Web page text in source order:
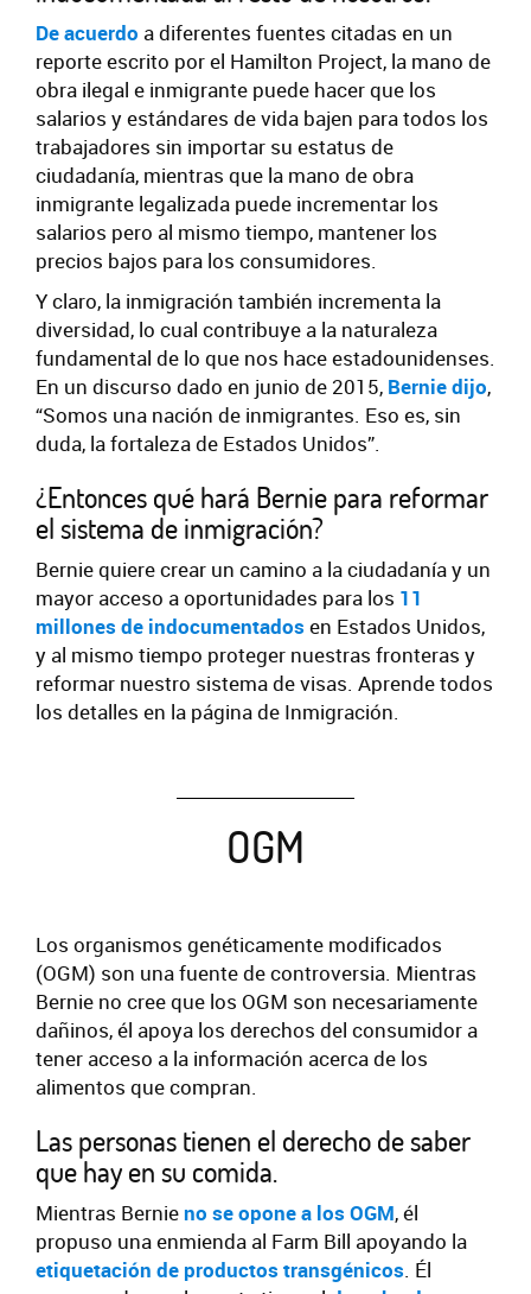
De acuerdo a diferentes fuentes citadas en un
reporte escrito por el Hamilton Project, la mano de
obra ilegal e inmigrante puede hacer que los
salarios y estándares de vida bajen para todos los
trabajadores sin importar su estatus de
ciudadanía, mientras que la mano de obra
inmigrante legalizada puede incrementar los
salarios pero al mismo tiempo, mantener los
precios bajos para los consumidores.
Y claro, la inmigración también incrementa la
diversidad, lo cual contribuye a la naturaleza
fundamental de lo que nos hace estadounidenses.
En un discurso dado en junio de 2015, Bernie dijo,
“Somos una nación de inmigrantes. Eso es, sin
duda, la fortaleza de Estados Unidos”.
¿Entonces qué hará Bernie para reformar
el sistema de inmigración?
Bernie quiere crear un camino a la ciudadanía y un
mayor acceso a oportunidades para los 11
millones de indocumentados en Estados Unidos,
y al mismo tiempo proteger nuestras fronteras y
reformar nuestro sistema de visas. Aprende todos
los detalles en la página de Inmigración.
OGM
Los organismos genéticamente modificados
(OGM) son una fuente de controversia. Mientras
Bernie no cree que los OGM son necesariamente
dañinos, él apoya los derechos del consumidor a
tener acceso a la información acerca de los
alimentos que compran.
Las personas tienen el derecho de saber
que hay en su comida.
Mientras Bernieno se opone a los OGM, él
propuso una enmienda al Farm Bill apoyando la
etiquetación de productos transgénicos. Él